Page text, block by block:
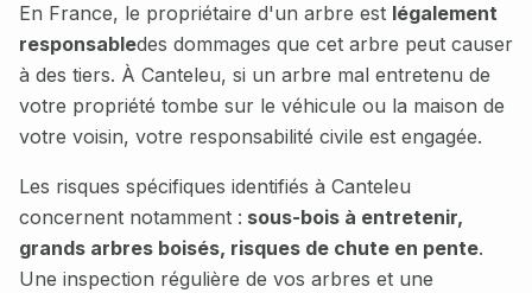
En France, le propriétaire d'un arbre est légalement
responsabledes dommages que cet arbre peut causer
à des tiers. À Canteleu, si un arbre mal entretenu de
votre propriété tombe sur le véhicule ou la maison de
votre voisin, votre responsabilité civile est engagée.
Les risques spécifiques identifiés à Canteleu
concernent notamment : sous-bois à entretenir,
grands arbres boisés, risques de chute en pente.
Une inspection régulière de vos arbres et une